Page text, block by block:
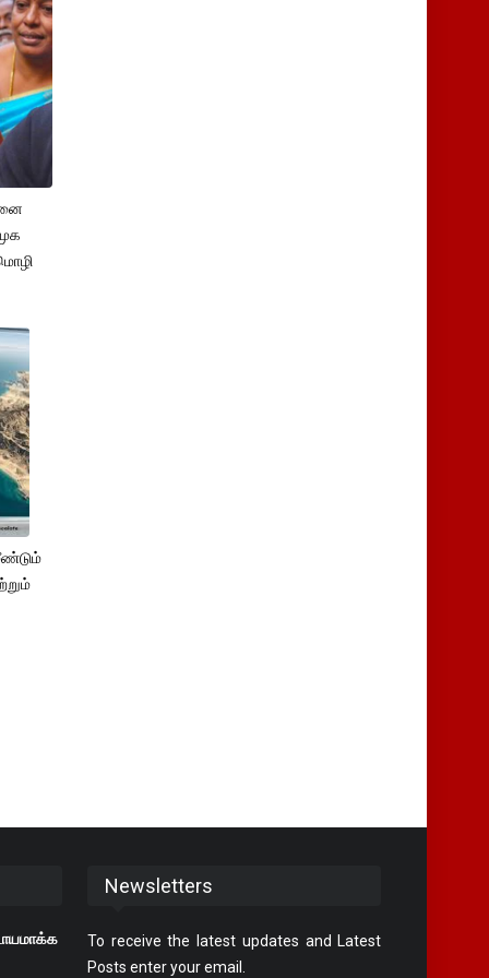
Newsletters
To receive the latest updates and Latest
Posts enter your email.